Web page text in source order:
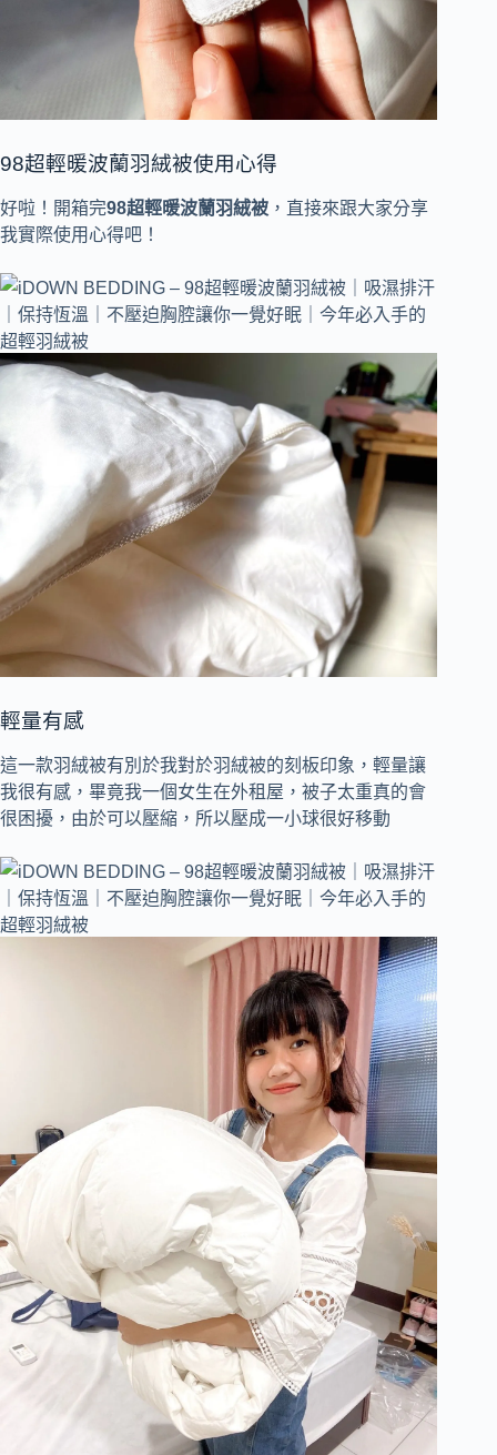
98超輕暖波蘭羽絨被使用心得
好啦！開箱完98超輕暖波蘭羽絨被 ，直接來跟大家分享
我實際使用心得吧！
輕量有感
這一款羽絨被有別於我對於羽絨被的刻板印象，輕量讓
我很有感，畢竟我一個女生在外租屋，被子太重真的會
很困擾，由於可以壓縮，所以壓成一小球很好移動